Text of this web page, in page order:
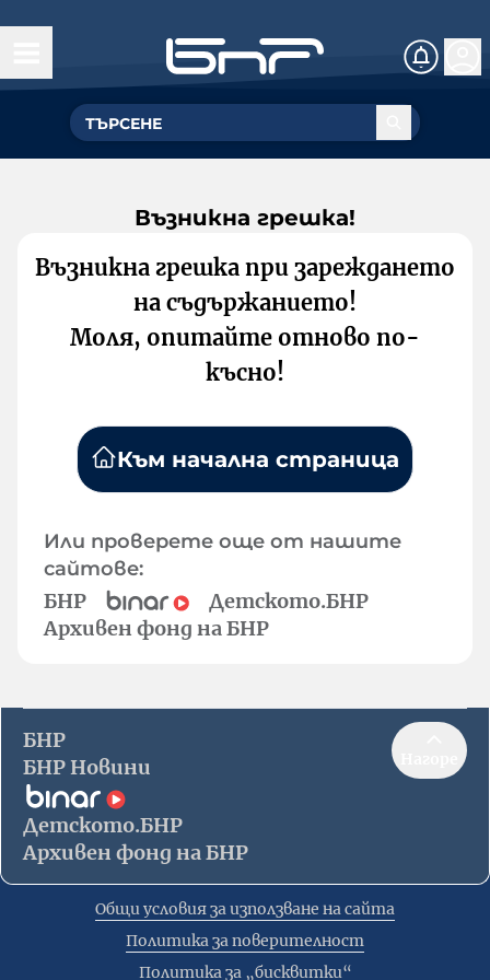
Възникна грешка!
Възникна грешка при зареждането
на съдържанието!
Моля, опитайте отново по-
късно!
Към начална страница
Или проверете още от нашите
сайтове:
БНР
Детското.БНР
Архивен фонд на БНР
БНР
БНР Новини
Детското.БНР
Архивен фонд на БНР
Общи условия за използване на сайта
Политика за поверителност
Политика за „бисквитки“